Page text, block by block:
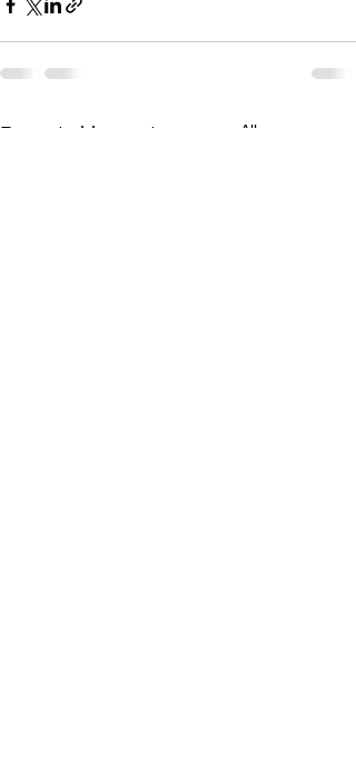
Recente blogposts Alles weergeven